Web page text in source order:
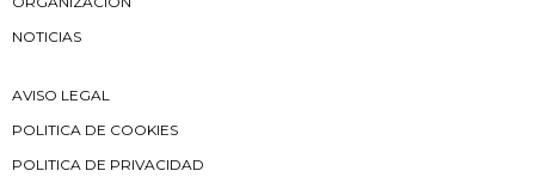
NOTICIAS
AVISO LEGAL
POLITICA DE COOKIES
POLITICA DE PRIVACIDAD